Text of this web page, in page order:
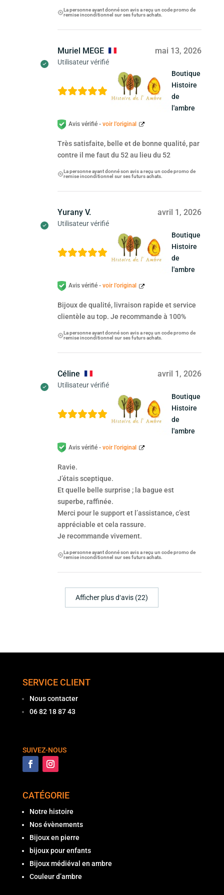
La personne ayant donné son avis a reçu un code promo de
remise inconditionnel sur ses futurs achats.
Muriel MEGE
Utilisateur vérifié
mai 13, 2026
Boutique
Histoire
de
l'ambre
Avis vérifié - voir l’original
Très satisfaite, belle et de bonne qualité, par
contre il me faut du 52 au lieu du 52
La personne ayant donné son avis a reçu un code promo de
remise inconditionnel sur ses futurs achats.
Yurany V.
Utilisateur vérifié
avril 1, 2026
Boutique
Histoire
de
l'ambre
Avis vérifié - voir l’original
Bijoux de qualité, livraison rapide et service
clientèle au top. Je recommande à 100%
La personne ayant donné son avis a reçu un code promo de
remise inconditionnel sur ses futurs achats.
Céline
Utilisateur vérifié
avril 1, 2026
Boutique
Histoire
de
l'ambre
Avis vérifié - voir l’original
Ravie.
J’étais sceptique.
Et quelle belle surprise ; la bague est
superbe, raffinée.
Merci pour le support et l’assistance, c’est
appréciable et cela rassure.
Je recommande vivement.
La personne ayant donné son avis a reçu un code promo de
remise inconditionnel sur ses futurs achats.
Afficher plus d‘avis (22)
SERVICE CLIENT
Nous contacter
06 82 18 87 43
SUIVEZ-NOUS
CATÉGORIE
Notre histoire
Nos évènements
Bijoux en pierre
bijoux pour enfants
Bijoux médiéval en ambre
Couleur d’ambre